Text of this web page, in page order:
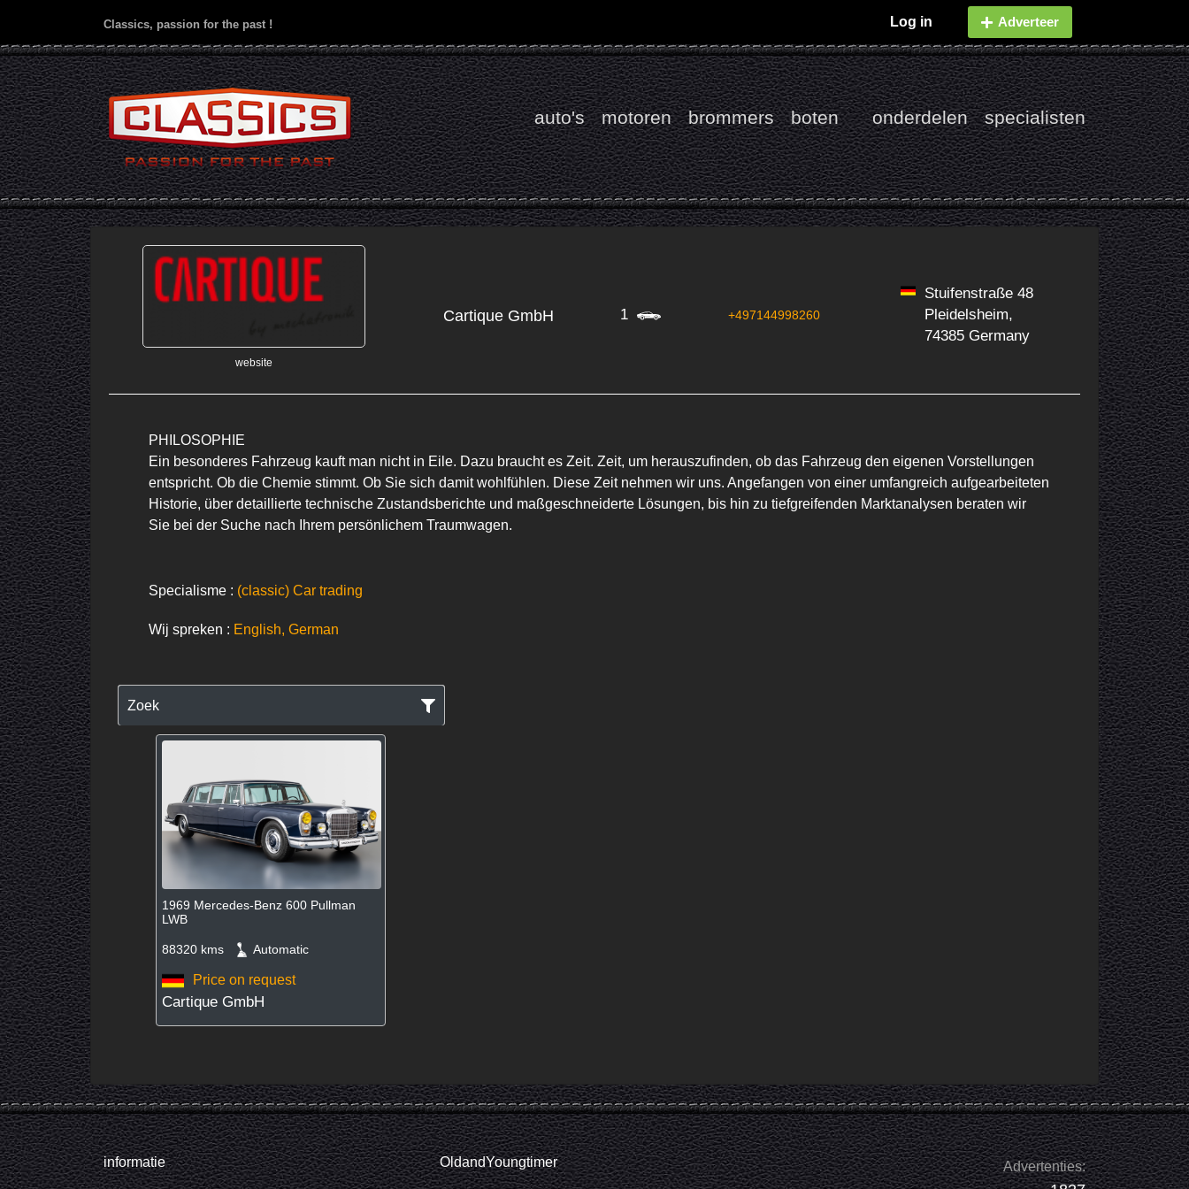
Classics, passion for the past ! Log in Adverteer
auto's motoren brommers boten onderdelen specialisten
website
Cartique GmbH 1 +497144998260
Stuifenstraße 48
Pleidelsheim,
74385 Germany
PHILOSOPHIE
Ein besonderes Fahrzeug kauft man nicht in Eile. Dazu braucht es Zeit. Zeit, um herauszufinden, ob das Fahrzeug den eigenen Vorstellungen
entspricht. Ob die Chemie stimmt. Ob Sie sich damit wohlfühlen. Diese Zeit nehmen wir uns. Angefangen von einer umfangreich aufgearbeiteten
Historie, über detaillierte technische Zustandsberichte und maßgeschneiderte Lösungen, bis hin zu tiefgreifenden Marktanalysen beraten wir
Sie bei der Suche nach Ihrem persönlichem Traumwagen.
Specialisme : (classic) Car trading
Wij spreken : English, German
Zoek
1969 Mercedes-Benz 600 Pullman
LWB
88320 kms Automatic
Price on request
Cartique GmbH
informatie OldandYoungtimer Advertenties: